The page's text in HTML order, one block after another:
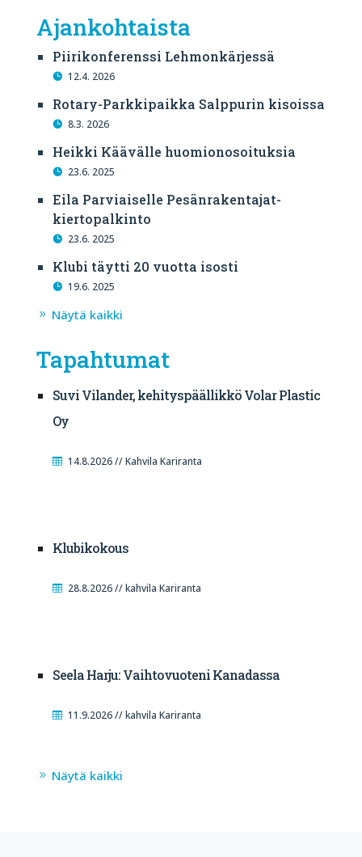
Ajankohtaista
Piirikonferenssi Lehmonkärjessä
12.4. 2026
Rotary-Parkkipaikka Salppurin kisoissa
8.3. 2026
Heikki Käävälle huomionosoituksia
23.6. 2025
Eila Parviaiselle Pesänrakentajat-
kiertopalkinto
23.6. 2025
Klubi täytti 20 vuotta isosti
19.6. 2025
Näytä kaikki
Tapahtumat
Suvi Vilander, kehityspäällikkö Volar Plastic
Oy
14.8.2026 // Kahvila Kariranta
Klubikokous
28.8.2026 // kahvila Kariranta
Seela Harju: Vaihtovuoteni Kanadassa
11.9.2026 // kahvila Kariranta
Näytä kaikki